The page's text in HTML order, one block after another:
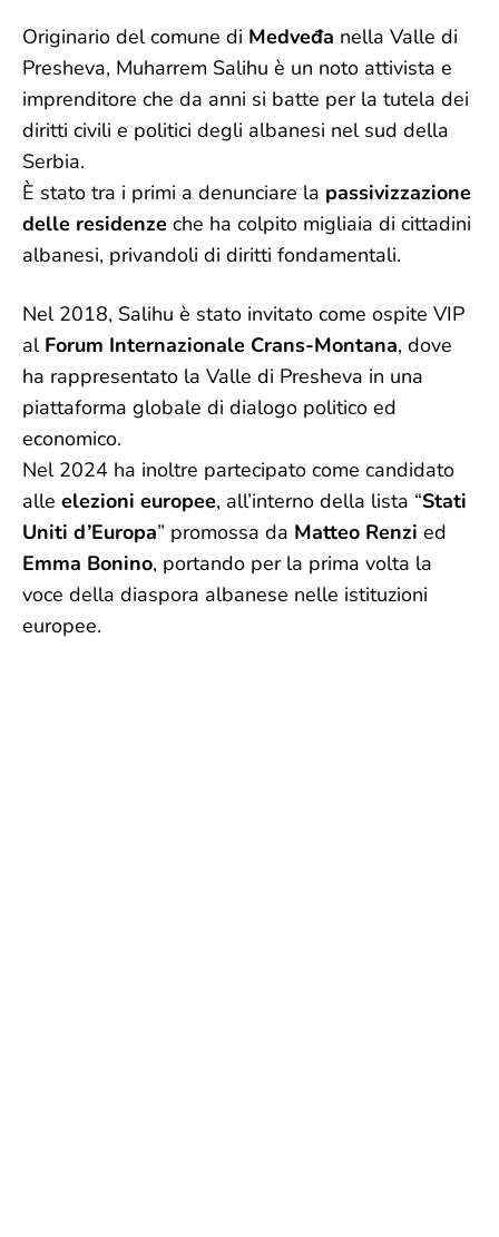
Originario del comune di Medveđa nella Valle di
Presheva, Muharrem Salihu è un noto attivista e
imprenditore che da anni si batte per la tutela dei
diritti civili e politici degli albanesi nel sud della
Serbia.
È stato tra i primi a denunciare la passivizzazione
delle residenze che ha colpito migliaia di cittadini
albanesi, privandoli di diritti fondamentali.
Nel 2018, Salihu è stato invitato come ospite VIP
al Forum Internazionale Crans-Montana, dove
ha rappresentato la Valle di Presheva in una
piattaforma globale di dialogo politico ed
economico.
Nel 2024 ha inoltre partecipato come candidato
alle elezioni europee, all’interno della lista “Stati
Uniti d’Europa” promossa da Matteo Renzi ed
Emma Bonino, portando per la prima volta la
voce della diaspora albanese nelle istituzioni
europee.